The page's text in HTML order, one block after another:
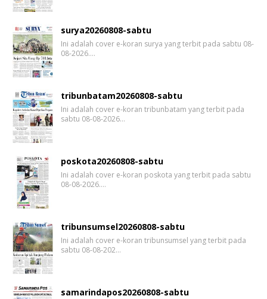
surya20260808-sabtu
Ini adalah cover e-koran surya yang terbit pada sabtu 08-
08-2026.…
tribunbatam20260808-sabtu
Ini adalah cover e-koran tribunbatam yang terbit pada
sabtu 08-08-2026…
poskota20260808-sabtu
Ini adalah cover e-koran poskota yang terbit pada sabtu
08-08-2026.…
tribunsumsel20260808-sabtu
Ini adalah cover e-koran tribunsumsel yang terbit pada
sabtu 08-08-202…
samarindapos20260808-sabtu